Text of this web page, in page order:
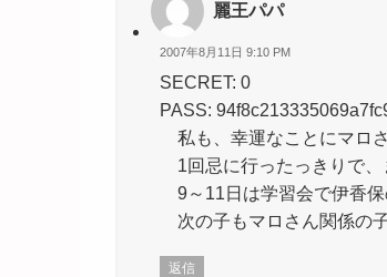
麗王パパ
2007年8月11日 9:10 PM
SECRET: 0
PASS:
私も、幸運なことにマロ
1回忌に行ったっきりで、
9～11日は学習会で伊香保
次の子もマロさん関係の
返信